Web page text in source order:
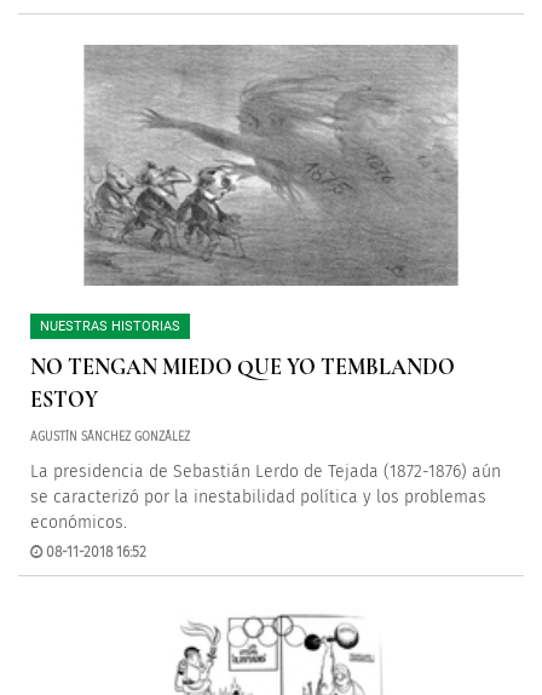
NUESTRAS HISTORIAS
NO TENGAN MIEDO QUE YO TEMBLANDO
ESTOY
AGUSTÍN SÁNCHEZ GONZÁLEZ
La presidencia de Sebastián Lerdo de Tejada (1872-1876) aún
se caracterizó por la inestabilidad política y los problemas
económicos.
08-11-2018 16:52